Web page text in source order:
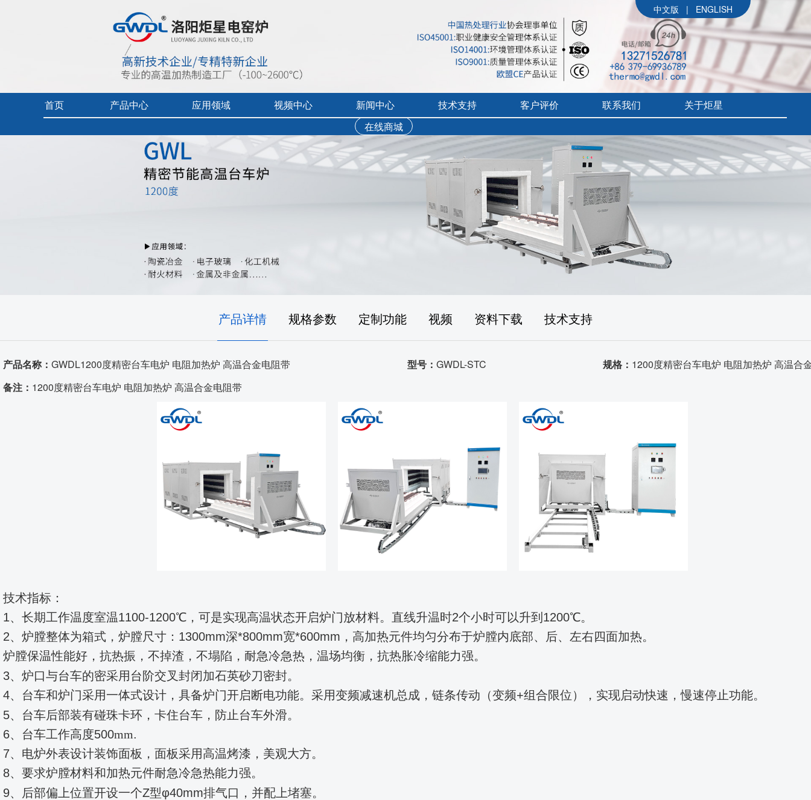
中文版 | ENGLISH
首页 产品中心
电炉配件
代工服务
应用领域
燃料电池专用炉
热加工技术（空气）
先进材料、增材制造、铸造
实验室、电池材料
视频中心
产品中心目录宣传视频
新闻中心
行业展会活动
公司新闻
技术支持
售后服务
免费培训
视频资料下载
客户评价
工业炉客户评价
真空气氛炉客户评价
耐火隔热材料客户评价
烘干箱客户评价
联系我们 关于炬星
参展信息
炬星大事记
企业文化
组织架构
品质证书
在线商城
首页> 产品中心 >实验电炉-台车炉 > GWDL1200度精密台车电炉 电阻加热炉 高温合金电阻带
产品详情 规格参数 定制功能 视频 资料下载 技术支持
产品名称： GWDL1200度精密台车电炉 电阻加热炉 高温合金电阻带 型号： GWDL-STC 规格： 1200度精密台车电炉 电阻加热炉 高温合
备注： 1200度精密台车电炉 电阻加热炉 高温合金电阻带
技术指标：
1、长期工作温度室温1100-1200℃，可是实现高温状态开启炉门放材料。直线升温时2个小时可以升到1200℃。
2、炉膛整体为箱式，炉膛尺寸 ： 1300mm深*800mm宽*600mm， 高加热元件均匀分布于炉膛内底部、后、左右四面加热。
炉膛保温性能好，抗热振，不掉渣，不塌陷，耐急冷急热，温场均衡，抗热胀冷缩能力强。
3、炉口与台车的密采用台阶交叉封闭加石英砂刀密封。
4、台车和炉门采用一体式设计，具备炉门开启断电功能。采用变频减速机总成，链条传动（变频+组合限位），实现启动快速，慢速停止功能。
5、 台车后部装有碰珠卡环，卡住台车，防止台车外滑。
6、台车工作高度500mm.
7、电炉外表设计装饰面板，面板采用高温烤漆，美观大方。
8、要求炉膛材料和加热元件耐急冷急热能力强。
9、后部偏上位置开设一个Z型φ40mm排气口 ，并配上堵塞。